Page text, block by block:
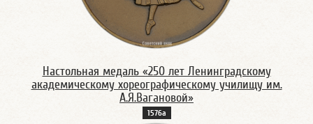
Настольная медаль «250 лет Ленинградскому
академическому хореографическому училищу им.
А.Я.Вагановой»
1576а